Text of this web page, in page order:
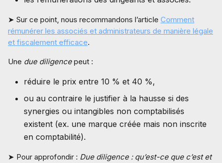
➤ Sur ce point, nous recommandons l’article Comment
rémunérer les associés et administrateurs de manière légale
et fiscalement efficace.
Une due diligencepeut :
réduire le prix entre 10 % et 40 %,
ou au contraire le justifier à la hausse si des
synergies ou intangibles non comptabilisés
existent (ex. une marque créée mais non inscrite
en comptabilité).
➤ Pour approfondir : Due diligence : qu’est-ce que c’est et